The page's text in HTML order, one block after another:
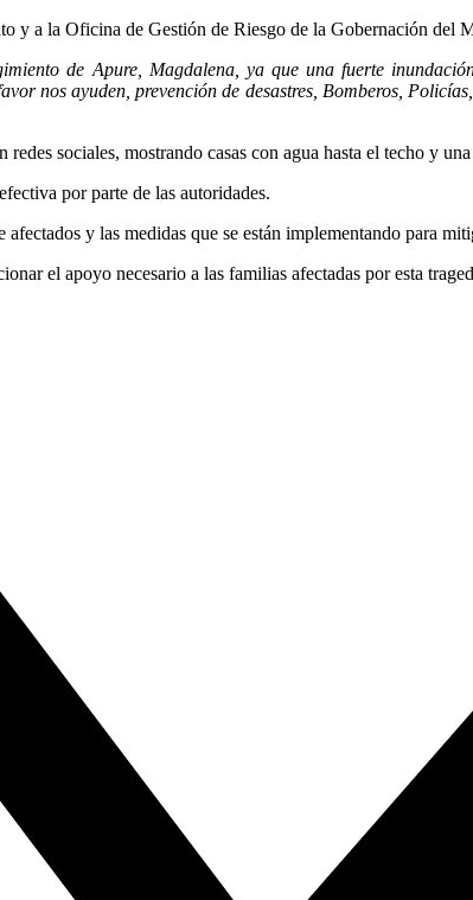
y a la Oficina de Gestión de Riesgo de la Gobernación del
de Apure, Magdalena, ya que una fuerte
nos ayuden, prevención de desastres, Bomberos,
sociales, mostrando casas con agua hasta el techo y
por parte de las autoridades.
y las medidas que se están implementando para
el apoyo necesario a las familias afectadas por esta